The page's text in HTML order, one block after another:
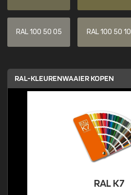
RAL 100 50 05 RAL 100 50 10
RAL-KLEURENWAAIER KOPEN
RAL K7